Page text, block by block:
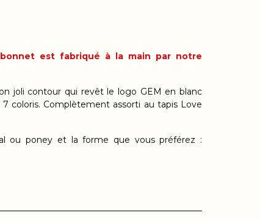
est fabriqué à la main par notre
joli contour qui revêt le logo GEM en blanc
coloris. Complètement assorti au tapis Love
ou poney et la forme que vous préférez :